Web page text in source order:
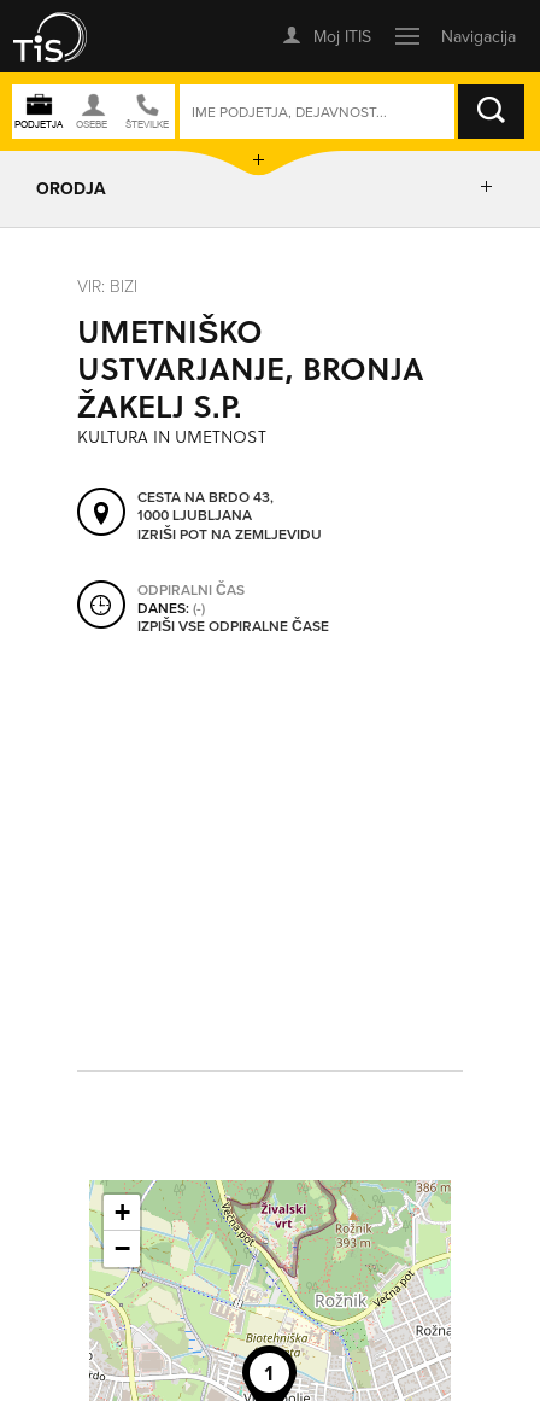
ISKANJE
ORODJA
IZRIŠI POT
POŠLJI SMS
ORODJA
VIR: BIZI
UMETNIŠKO
USTVARJANJE, BRONJA
ŽAKELJ S.P.
KULTURA IN UMETNOST
CESTA NA BRDO 43,
1000 LJUBLJANA
IZRIŠI POT NA ZEMLJEVIDU
ODPIRALNI ČAS
DANES:(-)
IZPIŠI VSE ODPIRALNE ČASE
+
−